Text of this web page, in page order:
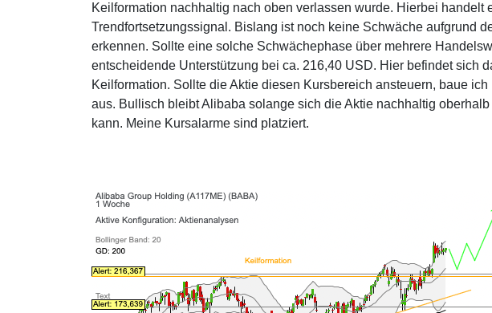
Keilformation nachhaltig nach oben verlassen wurde. Hierbei handelt
Trendfortsetzungssignal. Bislang ist noch keine Schwäche aufgrund
erkennen. Sollte eine solche Schwächephase über mehrere
entscheidende Unterstützung bei ca. 216,40 USD. Hier befindet sich
Keilformation. Sollte die Aktie diesen Kursbereich ansteuern, baue
aus. Bullisch bleibt Alibaba solange sich die Aktie nachhaltig
kann. Meine Kursalarme sind platziert.